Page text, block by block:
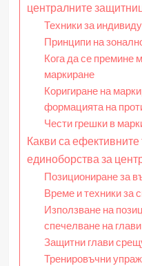
централните
Техники за
Принципи на
Кога да се премине
маркиране
Коригиране на
формацията на
Чести грешки в
Какви са
единоборства за
Позициониране за
Време и техники за
Използване на
спечелване на глави
Защитни глави
Тренировъчни